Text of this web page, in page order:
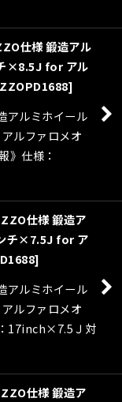
仕様 鍛造アル
×8.5J for アル
]
アルミホイール
ルファロメオ
》仕様：
仕様 鍛造ア
チ×7.5J for ア
]
アルミホイール
ルファロメオ
17inch×7.5Ｊ対
仕様 鍛造ア